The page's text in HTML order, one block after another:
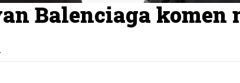
Balenciaga komen